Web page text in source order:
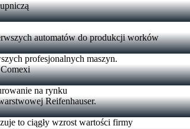
automatów do produkcji worków
profesjonalnych maszyn.
na rynku
Reifenhauser.
to ciągły wzrost wartości firmy